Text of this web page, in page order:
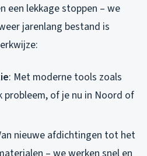
een lekkage stoppen – we
jarenlang bestand is
: Met moderne tools zoals
probleem, of je nu in Noord of
nieuwe afdichtingen tot het